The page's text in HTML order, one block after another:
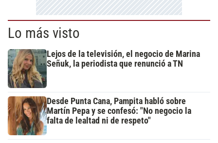
Lo más visto
Lejos de la televisión, el negocio de Marina
Señuk, la periodista que renunció a TN
Desde Punta Cana, Pampita habló sobre
Martín Pepa y se confesó: "No negocio la
falta de lealtad ni de respeto"